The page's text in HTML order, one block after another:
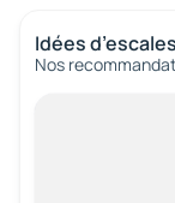
Idées d’escales
Nos